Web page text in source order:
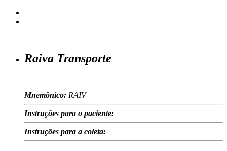
Raiva Transporte
Mnemônico: RAIV
Instruções para o paciente:
Instruções para a coleta: